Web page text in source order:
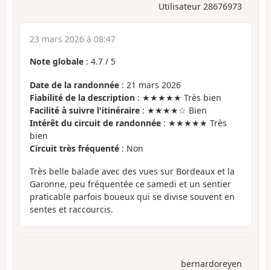
Utilisateur 28676973
23 mars 2026 à 08:47
Note globale : 4.7 / 5
Date de la randonnée : 21 mars 2026
Fiabilité de la description : ★★★★★ Très bien
Facilité à suivre l'itinéraire : ★★★★☆ Bien
Intérêt du circuit de randonnée : ★★★★★ Très
bien
Circuit très fréquenté : Non
Très belle balade avec des vues sur Bordeaux et la
Garonne, peu fréquentée ce samedi et un sentier
praticable parfois boueux qui se divise souvent en
sentes et raccourcis.
bernardoreyen